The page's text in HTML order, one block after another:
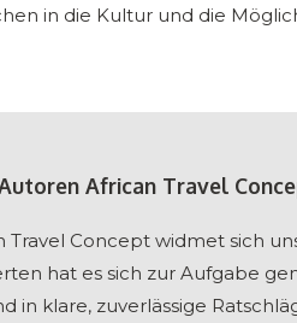
in die Kultur und die
African Travel
Travel Concept widmet sich
hat es sich zur Aufgabe
in klare, zuverlässige